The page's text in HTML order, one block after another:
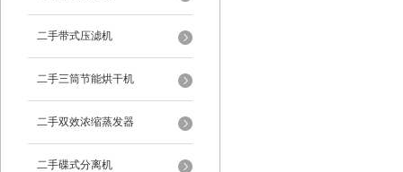
二手带式压滤机
二手三筒节能烘干机
二手双效浓缩蒸发器
二手碟式分离机